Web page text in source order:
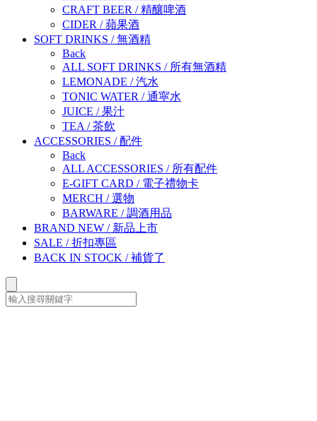
CRAFT BEER /精釀啤酒
CIDER /蘋果酒
SOFT DRINKS /無酒精
Back
ALL SOFT DRINKS / 所有無酒精
LEMONADE /汽水
TONIC WATER /通寜水
JUICE /果汁
TEA /茶飲
ACCESSORIES /配件
Back
ALL ACCESSORIES / 所有配件
E-GIFT CARD / 電子禮物卡
MERCH /選物
BARWARE /調酒用品
BRAND NEW / 新品上市
SALE /折扣專區
BACK IN STOCK /補貨了